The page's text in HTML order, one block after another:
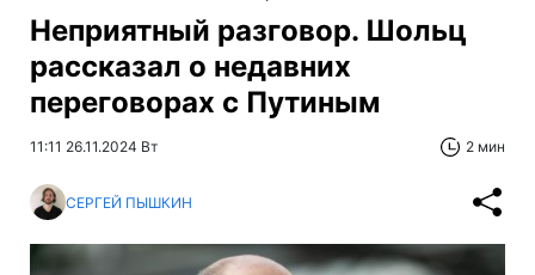
Неприятный разговор. Шольц
рассказал о недавних
переговорах с Путиным
11:11 26.11.2024 Вт 2 мин
СЕРГЕЙ ПЫШКИН